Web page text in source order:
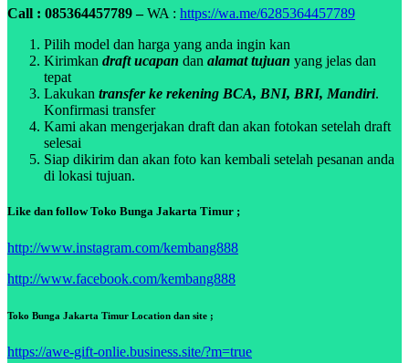
Call : 085364457789 –WA : https://wa.me/6285364457789
Pilih model dan harga yang anda ingin kan
Kirimkan draft ucapan dan alamat tujuan yang jelas dan
tepat
Lakukan transfer ke rekening BCA, BNI, BRI, Mandiri.
Konfirmasi transfer
Kami akan mengerjakan draft dan akan fotokan setelah draft
selesai
Siap dikirim dan akan foto kan kembali setelah pesanan anda
di lokasi tujuan.
Like dan follow Toko Bunga Jakarta Timur ;
http://www.instagram.com/kembang888
http://www.facebook.com/kembang888
Toko Bunga Jakarta Timur Location dan site ;
https://awe-gift-onlie.business.site/?m=true